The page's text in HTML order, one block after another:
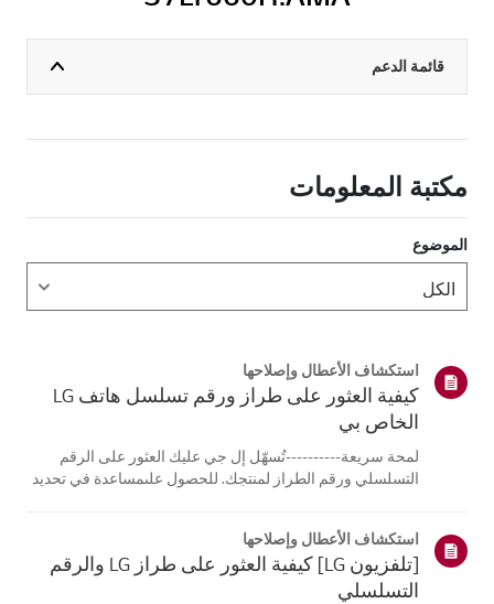
قائمة الدعم
مكتبة المعلومات
الموضوع
استكشاف الأعطال وإصلاحها
كيفية العثور على طراز ورقم تسلسل هاتف LG
الخاص بي
لمحة سريعة----------تُسهّل إل جي عليك العثور على الرقم
التسلسلي ورقم الطراز لمنتجك. للحصول علىمساعدة في تحديد
تختلف الصور أو ا...
استكشاف الأعطال وإصلاحها
[تلفزيون LG] كيفية العثور على طراز LG والرقم
التسلسلي